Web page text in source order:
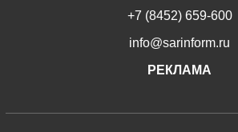
+7 (8452) 659-600
info@sarinform.ru
РЕКЛАМА